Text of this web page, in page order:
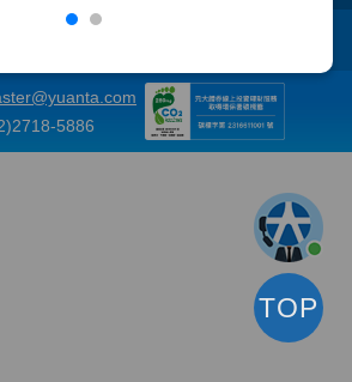
5886
TOP